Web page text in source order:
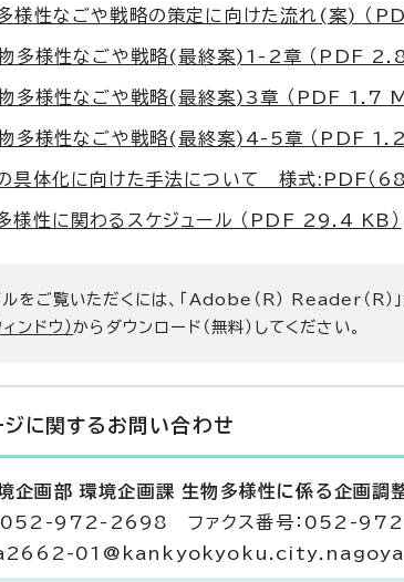
性なごや戦略の策定に向けた流れ(案) （
様性なごや戦略(最終案)1-2章 （PDF 2.8
様性なごや戦略(最終案)3章 （PDF 1.7
様性なごや戦略(最終案)4-5章 （PDF 1.2
体化に向けた手法について 様式:PDF（
性に関わるスケジュール （PDF 29.4 KB）
をご覧いただくには、「Adobe（R） Reader（R）
ンドウ）からダウンロード（無料）してください。
ジに関する お問い合わせ
企画部 環境企画課 生物多様性に係る企画調
052-972-2698 ファクス番号：052-
a2662-